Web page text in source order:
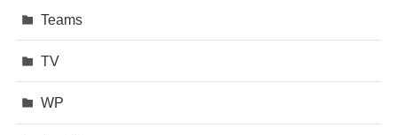
Teams
TV
WP